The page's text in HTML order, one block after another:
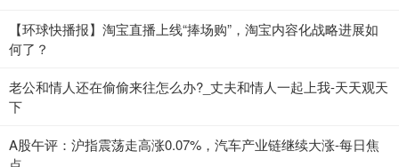
【环球快播报】淘宝直播上线“捧场购”，淘宝内容化战略进展如
何了？
老公和情人还在偷偷来往怎么办?_丈夫和情人一起上我-天天观天
下
A股午评：沪指震荡走高涨0.07%，汽车产业链继续大涨-每日焦